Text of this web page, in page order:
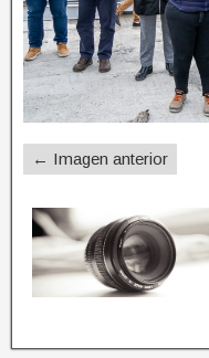
← Imagen anterior